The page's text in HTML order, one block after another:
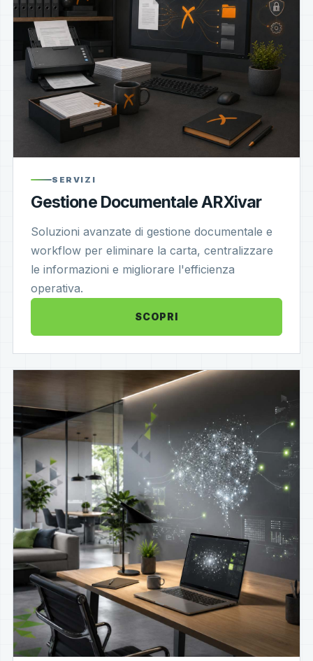
SERVIZI
Gestione Documentale ARXivar
Soluzioni avanzate di gestione documentale e
workflow per eliminare la carta, centralizzare
le informazioni e migliorare l'efficienza
operativa.
SCOPRI